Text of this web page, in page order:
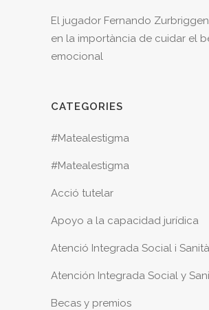
El jugador Fernando
en la importància de cuidar el
emocional
CATEGORIES
#Matealestigma
#Matealestigma
Acció tutelar
Apoyo a la capacidad jurídica
Atenció Integrada Social i
Atención Integrada Social y
Becas y premios